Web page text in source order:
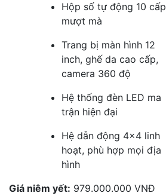
Hộp số tự động 10 cấp
mượt mà
Trang bị màn hình 12
inch, ghế da cao cấp,
camera 360 độ
Hệ thống đèn LED ma
trận hiện đại
Hệ dẫn động 4×4 linh
hoạt, phù hợp mọi địa
hình
Giá niêm yết: 979.000.000 VNĐ